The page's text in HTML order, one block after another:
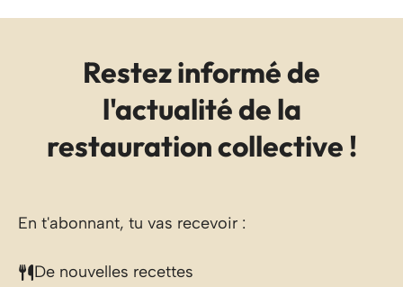
Restez informé de
l'actualité de la
restauration collective !
En t'abonnant, tu vas recevoir :
De nouvelles recettes